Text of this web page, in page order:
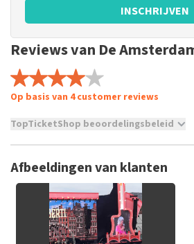
INSCHRIJVEN
Reviews van De
Op basis van 4 customer reviews
TopTicketShop beoordelingsbeleid
niet mogelijk om een review achter te
tickets hebt aangeschaft bij
grof taalgebruik en/of onwaarheden
Het kan enkele weken duren voordat
geplaatst.
Afbeeldingen van klanten